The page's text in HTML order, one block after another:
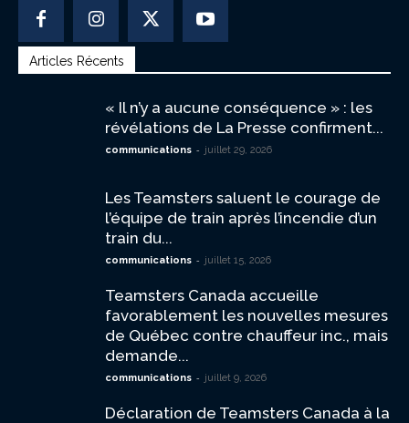
Articles Récents
« Il n’y a aucune conséquence » : les
révélations de La Presse confirment...
communications - juillet 29, 2026
Les Teamsters saluent le courage de
l’équipe de train après l’incendie d’un
train du...
communications - juillet 15, 2026
Teamsters Canada accueille
favorablement les nouvelles mesures
de Québec contre chauffeur inc., mais
demande...
communications - juillet 9, 2026
Déclaration de Teamsters Canada à la